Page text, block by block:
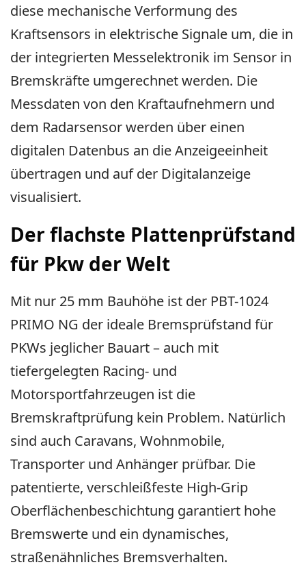
diese mechanische Verformung des
Kraftsensors in elektrische Signale um, die in
der integrierten Messelektronik im Sensor in
Bremskräfte umgerechnet werden. Die
Messdaten von den Kraftaufnehmern und
dem Radarsensor werden über einen
digitalen Datenbus an die Anzeigeeinheit
übertragen und auf der Digitalanzeige
visualisiert.
Der flachste Plattenprüfstand
für Pkw der Welt
Mit nur 25 mm Bauhöhe ist der PBT-1024
PRIMO NG der ideale Bremsprüfstand für
PKWs jeglicher Bauart – auch mit
tiefergelegten Racing- und
Motorsportfahrzeugen ist die
Bremskraftprüfung kein Problem. Natürlich
sind auch Caravans, Wohnmobile,
Transporter und Anhänger prüfbar. Die
patentierte, verschleißfeste High-Grip
Oberflächenbeschichtung garantiert hohe
Bremswerte und ein dynamisches,
straßenähnliches Bremsverhalten.